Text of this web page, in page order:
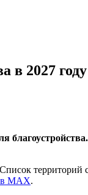
в 2027 году
в МАХ.